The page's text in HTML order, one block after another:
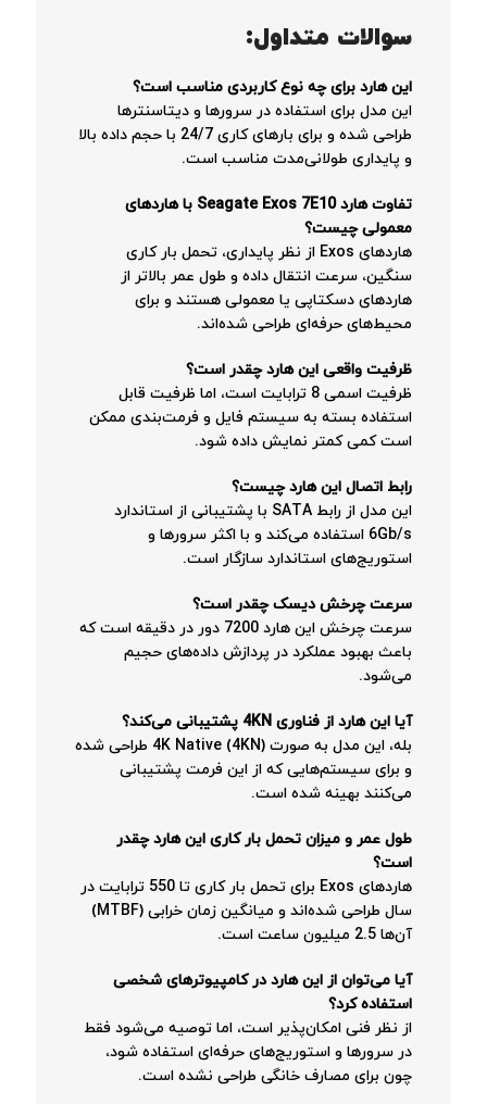
سوالات متداول:
این هارد برای چه نوع کاربردی مناسب است؟
این مدل برای استفاده در سرورها و دیتاسنترها
طراحی شده و برای بارهای کاری 24/7 با حجم داده بالا
و پایداری طولانی‌مدت مناسب است.
تفاوت هارد Seagate Exos 7E10 با هاردهای
معمولی چیست؟
هاردهای Exos از نظر پایداری، تحمل بار کاری
سنگین، سرعت انتقال داده و طول عمر بالاتر از
هاردهای دسکتاپی یا معمولی هستند و برای
محیط‌های حرفه‌ای طراحی شده‌اند.
ظرفیت واقعی این هارد چقدر است؟
ظرفیت اسمی 8 ترابایت است، اما ظرفیت قابل
استفاده بسته به سیستم فایل و فرمت‌بندی ممکن
است کمی کمتر نمایش داده شود.
رابط اتصال این هارد چیست؟
این مدل از رابط SATA با پشتیبانی از استاندارد
6Gb/s استفاده می‌کند و با اکثر سرورها و
استوریج‌های استاندارد سازگار است.
سرعت چرخش دیسک چقدر است؟
سرعت چرخش این هارد 7200 دور در دقیقه است که
باعث بهبود عملکرد در پردازش داده‌های حجیم
می‌شود.
آیا این هارد از فناوری 4KN پشتیبانی می‌کند؟
بله، این مدل به صورت 4K Native (4KN) طراحی شده
و برای سیستم‌هایی که از این فرمت پشتیبانی
می‌کنند بهینه شده است.
طول عمر و میزان تحمل بار کاری این هارد چقدر
است؟
هاردهای Exos برای تحمل بار کاری تا 550 ترابایت در
سال طراحی شده‌اند و میانگین زمان خرابی (MTBF)
آن‌ها 2.5 میلیون ساعت است.
آیا می‌توان از این هارد در کامپیوترهای شخصی
استفاده کرد؟
از نظر فنی امکان‌پذیر است، اما توصیه می‌شود فقط
در سرورها و استوریج‌های حرفه‌ای استفاده شود،
چون برای مصارف خانگی طراحی نشده است.